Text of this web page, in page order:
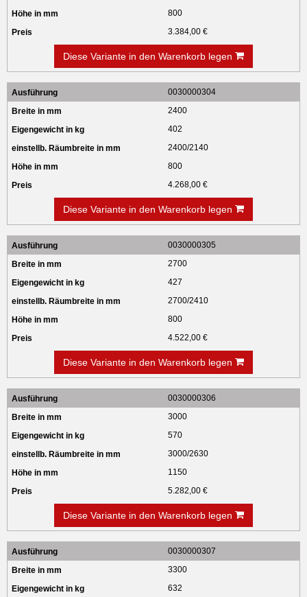
800
3.384,00 €
Diese Variante in den Warenkorb legen
0030000304
2400
402
2400/2140
800
4.268,00 €
Diese Variante in den Warenkorb legen
0030000305
2700
427
2700/2410
800
4.522,00 €
Diese Variante in den Warenkorb legen
0030000306
3000
570
3000/2630
1150
5.282,00 €
Diese Variante in den Warenkorb legen
0030000307
3300
632